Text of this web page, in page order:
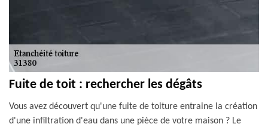
Fuite de toit : rechercher les dégâts
Vous avez découvert qu'une fuite de toiture entraine la création
d'une infiltration d'eau dans une pièce de votre maison ? Le